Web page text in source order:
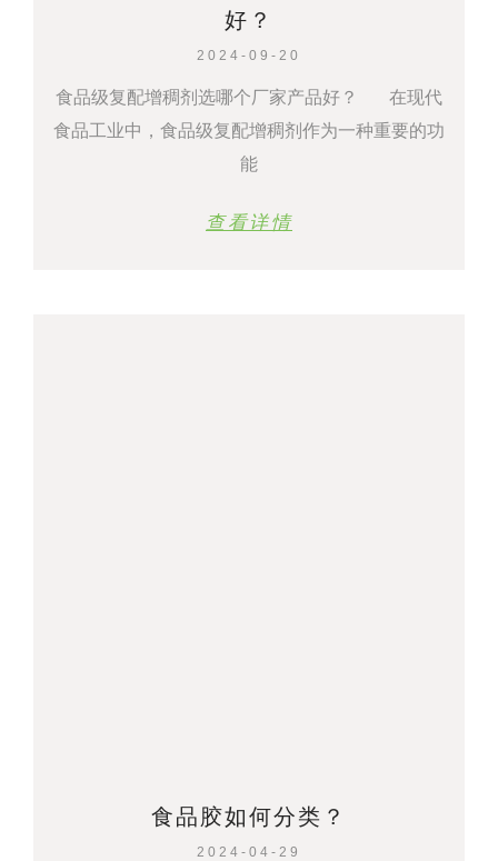
好？
2024-09-20
食品级复配增稠剂选哪个厂家产品好？ 在现代
食品工业中，食品级复配增稠剂作为一种重要的功
能
查看详情
食品胶如何分类？
2024-04-29